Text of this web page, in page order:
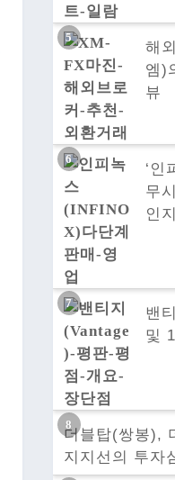
해
엠)
뷰
‘인
무
인
밴
및
더블탑(쌍봉),
지지선의 투자